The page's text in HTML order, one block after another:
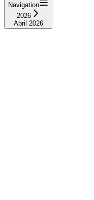
Navigation
2026
Abril 2026